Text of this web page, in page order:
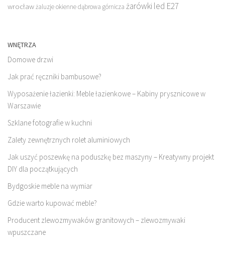
wrocławżaluzje okienne dąbrowa górnicza żarówki led E27
WNĘTRZA
Domowe drzwi
Jak prać ręczniki bambusowe?
Wyposażenie łazienki: Meble łazienkowe – Kabiny prysznicowe w
Warszawie
Szklane fotografie w kuchni
Zalety zewnętrznych rolet aluminiowych
Jak uszyć poszewkę na poduszkę bez maszyny – Kreatywny projekt
DIY dla początkujących
Bydgoskie meble na wymiar
Gdzie warto kupować meble?
Producent zlewozmywaków granitowych – zlewozmywaki
wpuszczane